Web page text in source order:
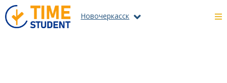
Новочеркасск